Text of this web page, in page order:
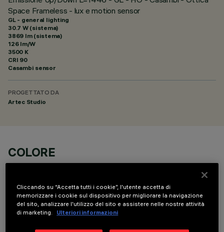
Space Frameless - lux e motion sensor
GL - general lighting
30.7 W (sistema)
3869 lm (sistema)
126 lm/W
3500 K
CRI 90
Casambi sensor
PROGETTATO DA
Artec Studio
COLORE
Cliccando su “Accetta tutti i cookie”, l'utente accetta di
memorizzare i cookie sul dispositivo per migliorare la navigazione
del sito, analizzare l'utilizzo del sito e assistere nelle nostre attività
di marketing.
Ulteriori informazioni